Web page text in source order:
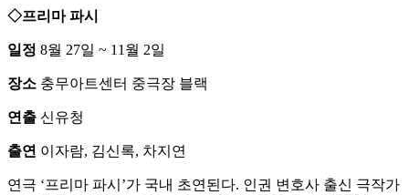
◇프리마 파시
일정 8월 27일 ~ 11월 2일
장소 충무아트센터 중극장 블랙
연출 신유청
출연 이자람, 김신록, 차지연
연극 ‘프리마 파시’가 국내 초연된다. 인권 변호사 출신 극작가